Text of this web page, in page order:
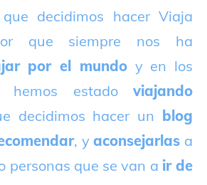
decidimos hacer Viaja
que siempre nos ha
por el mundoy en los
hemos estado viajando
decidimos hacer un blog
, yaconsejarlas a
personas que se van a ir de